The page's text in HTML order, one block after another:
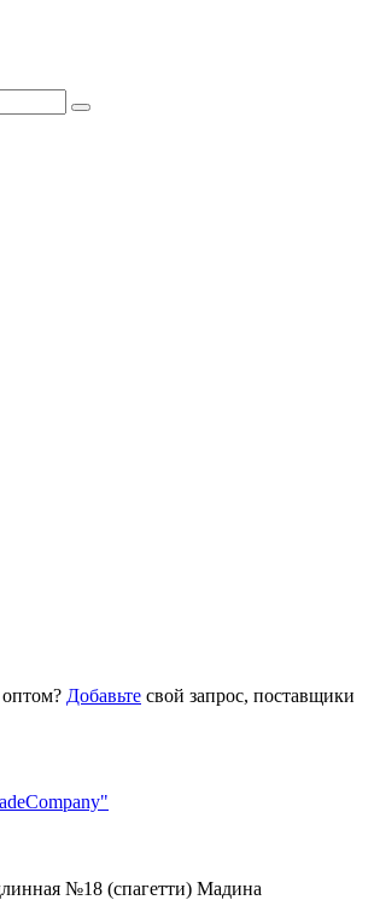
Добавьте свой запрос, поставщики
№18 (спагетти) Мадина